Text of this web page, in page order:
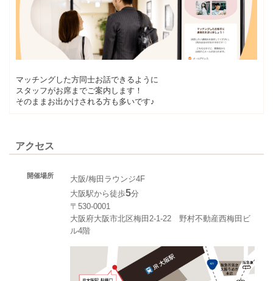
マッチングした方同士お話できるように
スタッフがお席までご案内します！
そのままお出かけされる方も多いです♪
アクセス
開催場所
大阪/梅田ラウンジ4F
大阪駅から徒歩5分
〒530-0001
大阪府大阪市北区梅田2-1-22 野村不動産西梅田ビ
ル4階